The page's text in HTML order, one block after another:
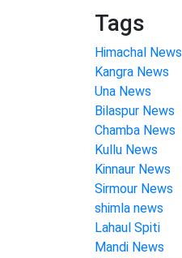
Tags
Himachal News
Kangra News
Una News
Bilaspur News
Chamba News
Kullu News
Kinnaur News
Sirmour News
shimla news
Lahaul Spiti
Mandi News